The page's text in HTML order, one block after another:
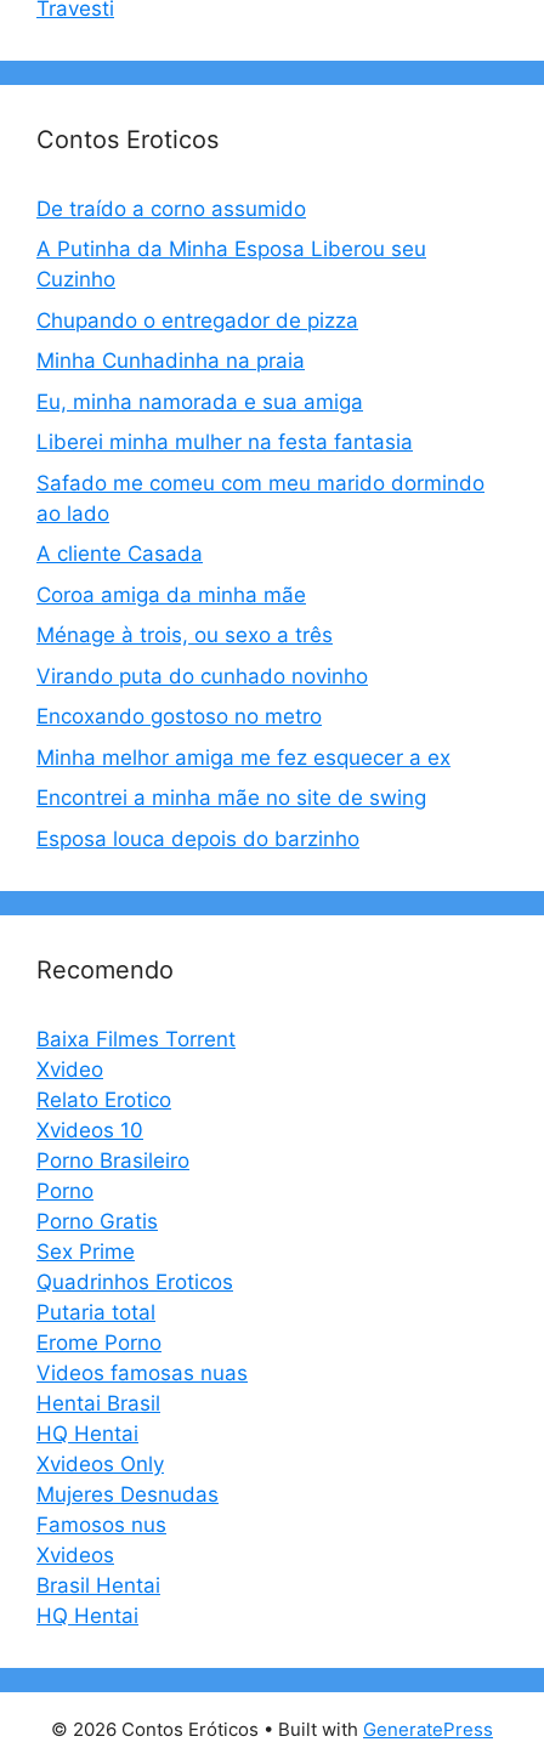
Travesti
Contos Eroticos
De traído a corno assumido
A Putinha da Minha Esposa Liberou seu
Cuzinho
Chupando o entregador de pizza
Minha Cunhadinha na praia
Eu, minha namorada e sua amiga
Liberei minha mulher na festa fantasia
Safado me comeu com meu marido dormindo
ao lado
A cliente Casada
Coroa amiga da minha mãe
Ménage à trois, ou sexo a três
Virando puta do cunhado novinho
Encoxando gostoso no metro
Minha melhor amiga me fez esquecer a ex
Encontrei a minha mãe no site de swing
Esposa louca depois do barzinho
Recomendo
Baixa Filmes Torrent
Xvideo
Relato Erotico
Xvideos 10
Porno Brasileiro
Porno
Porno Gratis
Sex Prime
Quadrinhos Eroticos
Putaria total
Erome Porno
Videos famosas nuas
Hentai Brasil
HQ Hentai
Xvideos Only
Mujeres Desnudas
Famosos nus
Xvideos
Brasil Hentai
HQ Hentai
© 2026 Contos Eróticos • Built with GeneratePress